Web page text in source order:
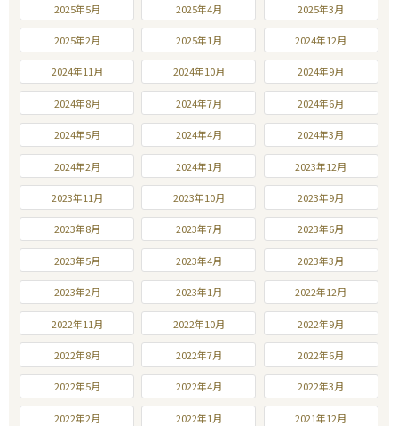
2025年5月 2025年4月 2025年3月
2025年2月 2025年1月 2024年12月
2024年11月 2024年10月 2024年9月
2024年8月 2024年7月 2024年6月
2024年5月 2024年4月 2024年3月
2024年2月 2024年1月 2023年12月
2023年11月 2023年10月 2023年9月
2023年8月 2023年7月 2023年6月
2023年5月 2023年4月 2023年3月
2023年2月 2023年1月 2022年12月
2022年11月 2022年10月 2022年9月
2022年8月 2022年7月 2022年6月
2022年5月 2022年4月 2022年3月
2022年2月 2022年1月 2021年12月